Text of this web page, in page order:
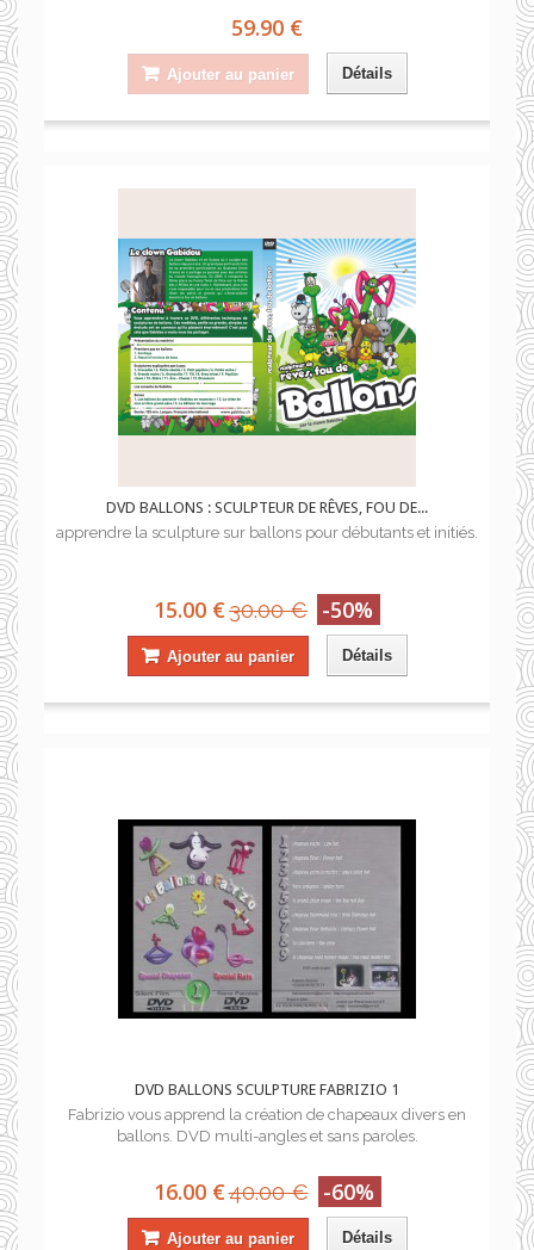
59.90 €
Ajouter au panier Détails
DVD BALLONS : SCULPTEUR DE RÊVES, FOU DE...
apprendre la sculpture sur ballons pour débutants et initiés.
15.00 €30.00 € -50%
Ajouter au panier Détails
DVD BALLONS SCULPTURE FABRIZIO 1
Fabrizio vous apprend la création de chapeaux divers en
ballons. DVD multi-angles et sans paroles.
16.00 €40.00 € -60%
Ajouter au panier Détails